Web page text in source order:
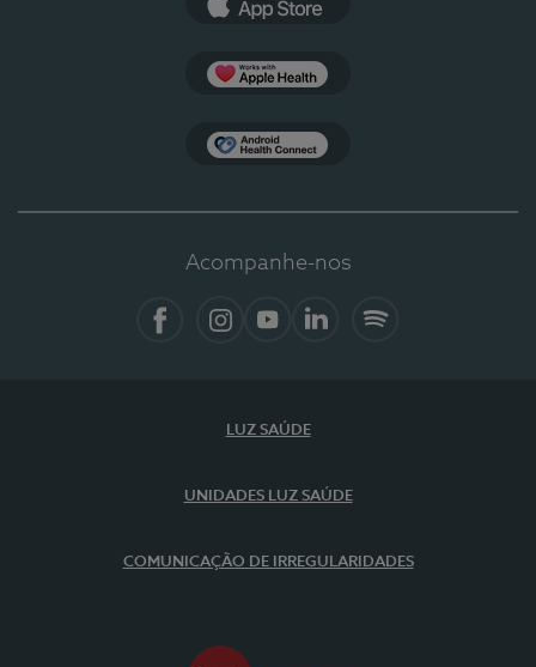
Acompanhe-nos
LUZ SAÚDE
UNIDADES LUZ SAÚDE
COMUNICAÇÃO DE IRREGULARIDADES